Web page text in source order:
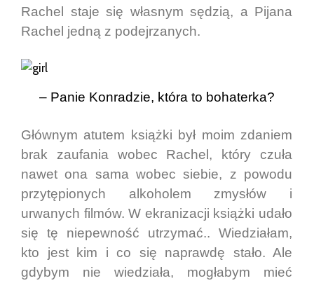
Rachel staje się własnym sędzią, a Pijana
Rachel jedną z podejrzanych.
– Panie Konradzie, która to bohaterka?
Głównym atutem książki był moim zdaniem
brak zaufania wobec Rachel, który czuła
nawet ona sama wobec siebie, z powodu
przytępionych alkoholem zmysłów i
urwanych filmów. W ekranizacji książki udało
się tę niepewność utrzymać.. Wiedziałam,
kto jest kim i co się naprawdę stało. Ale
gdybym nie wiedziała, mogłabym mieć